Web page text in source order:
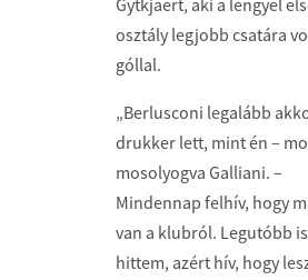
Gytkjaert, aki a lengyel
osztály legjobb csatára
góllal.
„Berlusconi legalább
drukker lett, mint én –
mosolyogva Galliani. –
Mindennap felhív, hogy
van a klubról. Legutóbb
hittem, azért hív, hogy